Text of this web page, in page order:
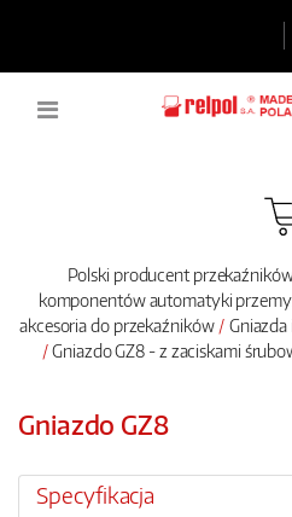
Polski producent
komponentów automatyki
akcesoria do przekaźników
Gniazdo GZ8 - z zaciskami
Gniazdo GZ8
Specyfikacja